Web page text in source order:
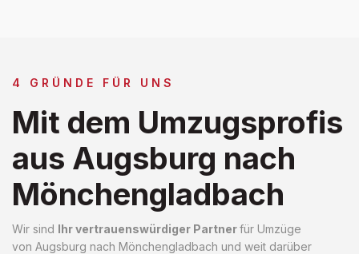
4 GRÜNDE FÜR UNS
Mit dem Umzugsprofis
aus Augsburg nach
Mönchengladbach
Wir sind Ihr vertrauenswürdiger Partnerfür Umzüge
von Augsburg nach Mönchengladbach und weit darüber